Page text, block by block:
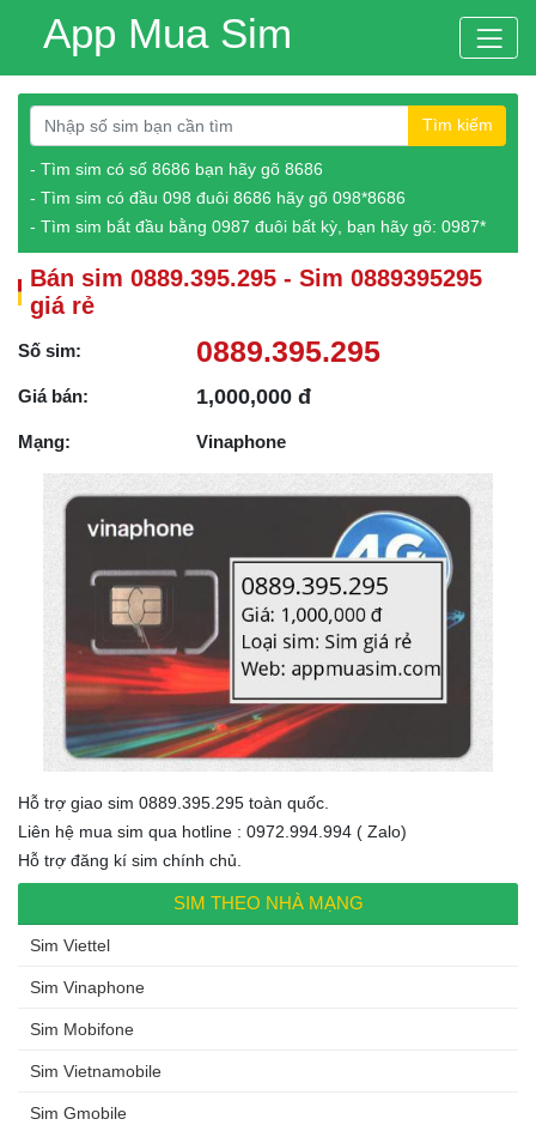
App Mua Sim
Tìm kiếm
- Tìm sim có số 8686 bạn hãy gõ 8686
- Tìm sim có đầu 098 đuôi 8686 hãy gõ 098*8686
- Tìm sim bắt đầu bằng 0987 đuôi bất kỳ, bạn hãy gõ: 0987*
Bán sim 0889.395.295 - Sim 0889395295
giá rẻ
Số sim: 0889.395.295
Giá bán: 1,000,000 đ
Mạng: Vinaphone
Hỗ trợ giao sim 0889.395.295 toàn quốc.
Liên hệ mua sim qua hotline : 0972.994.994 ( Zalo)
Hỗ trợ đăng kí sim chính chủ.
SIM THEO NHÀ MẠNG
Sim Viettel
Sim Vinaphone
Sim Mobifone
Sim Vietnamobile
Sim Gmobile